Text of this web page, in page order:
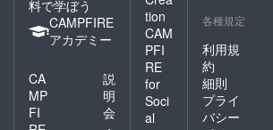
料で学ぼう
CAMPFIRE
アカデミー
CA
MP
FI
説
明
会
tion
CAM
PFI
RE
for
Soci
al
各種規定
利用規
約
細則
プライ
バシー